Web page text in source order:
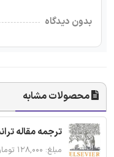
بدون دیدگاه
محصولات مشابه
ترجمه مقاله
مبلغ: ۱۲۸,۰۰۰ تومان